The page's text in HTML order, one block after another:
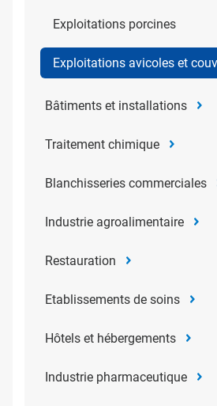
Exploitations porcines
Exploitations avicoles et
Bâtiments et installations
Traitement chimique
Blanchisseries commerciales
Industrie agroalimentaire
Restauration
Etablissements de soins
Hôtels et hébergements
Industrie pharmaceutique